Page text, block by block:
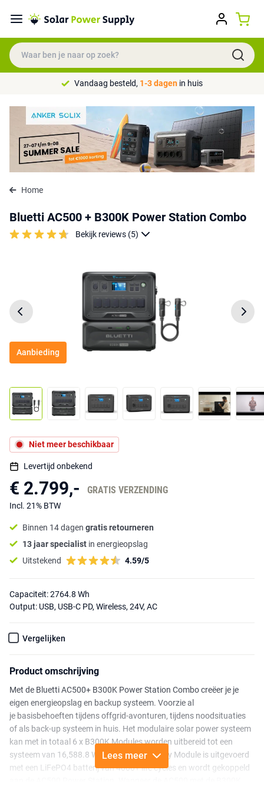
Vandaag besteld, 1-3 dagen in huis
Home
Bluetti AC500 + B300K Power Station Combo
Bekijk reviews (5)
Aanbieding
Niet meer beschikbaar
Levertijd onbekend
€ 2.799,- GRATIS VERZENDING
Incl. 21% BTW
Binnen 14 dagen gratis retourneren
13 jaar specialist in energieopslag
Uitstekend
4.59/5
Capaciteit: 2764.8 Wh
Output: USB, USB-C PD, Wireless, 24V, AC
Vergelijken
Product omschrijving
Met de Bluetti AC500+ B300K Power Station Combo creëer je je
eigen energieopslag en backup systeem. Voorzie al
je basisbehoeften tijdens offgrid-avonturen, tijdens noodsituaties
of als back-up systeem in huis. Het modulaire solar power systeem
kan met in totaal 6 x B300K Modules worden uitbereid tot een
systeem van 16,588.8 Wh. De B300K Battery Module is uitgevoerd
met een LiFePO4 batterij van 4000+ life cycles en wordt gekoppeld
Lees meer